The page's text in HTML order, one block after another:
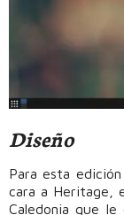
Diseño
Para esta
cara a Heritage,
Caledonia que